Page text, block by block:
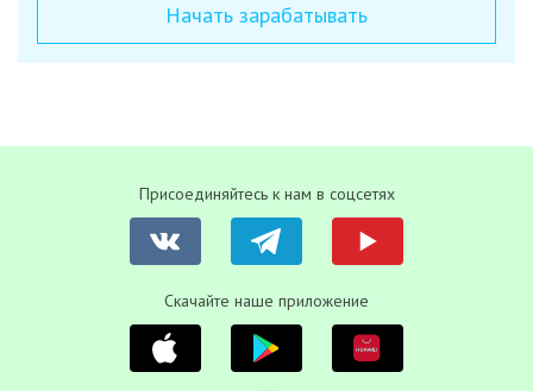
Начать зарабатывать
Присоединяйтесь к нам в соцсетях
Скачайте наше приложение